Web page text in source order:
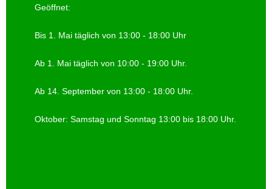
Geöffnet:
Bis 1. Mai täglich von 13:00 - 18:00 Uhr
Ab 1. Mai täglich von 10:00 - 19:00 Uhr.
Ab 14. September von 13:00 - 18:00 Uhr.
Oktober: Samstag und Sonntag 13:00 bis 18:00 Uhr.